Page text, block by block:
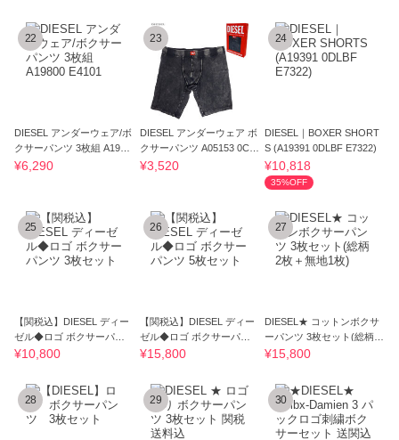
22
DIESEL アンダーウェア/ボ
クサーパンツ 3枚組 A1980
0 E4101
¥6,290
23
DIESEL アンダーウェア ボ
クサーパンツ A05153 0CG
BQ 923 ロング
¥3,520
24
DIESEL｜BOXER SHORT
S (A19391 0DLBF E7322)
¥10,818
35%OFF
25
【関税込】DIESEL ディー
ゼル◆ロゴ ボクサーパン
ツ 3枚セット
¥10,800
26
【関税込】DIESEL ディー
ゼル◆ロゴ ボクサーパン
ツ 5枚セット
¥15,800
27
DIESEL★ コットンボクサ
ーパンツ 3枚セット(総柄2
枚＋無地1枚)
¥15,800
28 29 30